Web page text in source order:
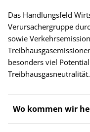
Das Handlungsfeld
Verursachergruppe
sowie
besonders viel
Treibhausgasneutralität.
Wo kommen wir